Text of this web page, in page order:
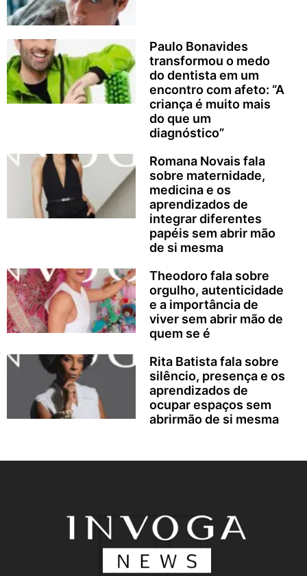
Paulo Bonavides
transformou o medo
do dentista em um
encontro com afeto: “A
criança é muito mais
do que um
diagnóstico”
Romana Novais fala
sobre maternidade,
medicina e os
aprendizados de
integrar diferentes
papéis sem abrir mão
de si mesma
Theodoro fala sobre
orgulho, autenticidade
e a importância de
viver sem abrir mão de
quem se é
Rita Batista fala sobre
silêncio, presença e os
aprendizados de
ocupar espaços sem
abrirmão de si mesma